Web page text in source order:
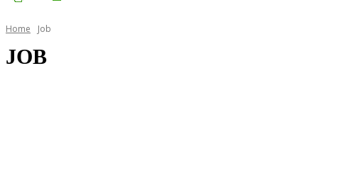
Home Job
JOB